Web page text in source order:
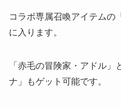
コラボ専属召喚アイテムの
に入ります。
「赤毛の冒険家・アドル
ナ」もゲット可能です。